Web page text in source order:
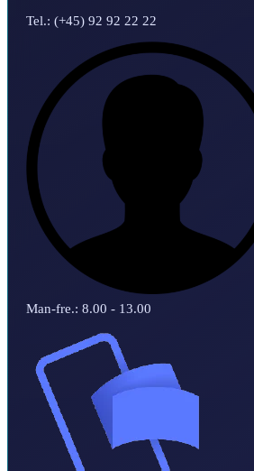
Tel.: (+45) 92 92 22 22
Man-fre.: 8.00 - 13.00